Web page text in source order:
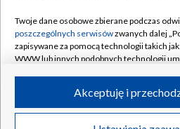
Rada Programowa
System NOS
Informacje o nadawcy
Program dla prasy
Kanały
©2026 Telewizja Polska
Twoje dane osobowe zbierane podczas
poszczególnych serwisówzwanych dalej
zapisywane za pomocą technologii takich
WWW lub innych podobnych technologii
ruchu w Internecie.
Twoje dane osobowe zbierane podczas
Akceptuję i